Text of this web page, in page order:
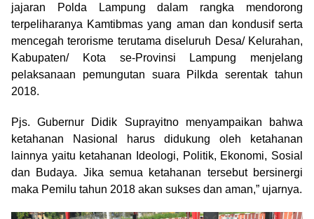
jajaran Polda Lampung dalam rangka mendorong
terpeliharanya Kamtibmas yang aman dan kondusif serta
mencegah terorisme terutama diseluruh Desa/ Kelurahan,
Kabupaten/ Kota se-Provinsi Lampung menjelang
pelaksanaan pemungutan suara Pilkda serentak tahun
2018.
Pjs. Gubernur Didik Suprayitno menyampaikan bahwa
ketahanan Nasional harus didukung oleh ketahanan
lainnya yaitu ketahanan Ideologi, Politik, Ekonomi, Sosial
dan Budaya. Jika semua ketahanan tersebut bersinergi
maka Pemilu tahun 2018 akan sukses dan aman,” ujarnya.